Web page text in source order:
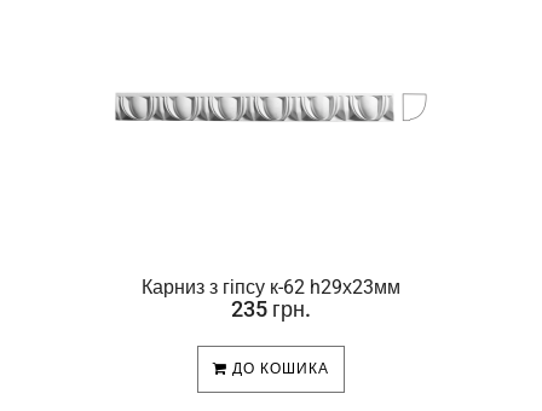
Карниз з гіпсу к-62 h29х23мм
235 грн.
ДО КОШИКА